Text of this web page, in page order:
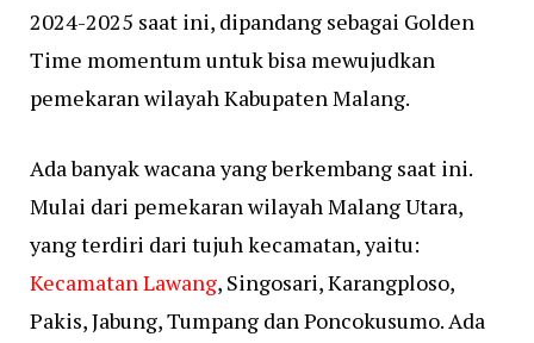
2024-2025 saat ini, dipandang sebagai Golden
Time momentum untuk bisa mewujudkan
pemekaran wilayah Kabupaten Malang.
Ada banyak wacana yang berkembang saat ini.
Mulai dari pemekaran wilayah Malang Utara,
yang terdiri dari tujuh kecamatan, yaitu:
Kecamatan Lawang, Singosari, Karangploso,
Pakis, Jabung, Tumpang dan Poncokusumo. Ada